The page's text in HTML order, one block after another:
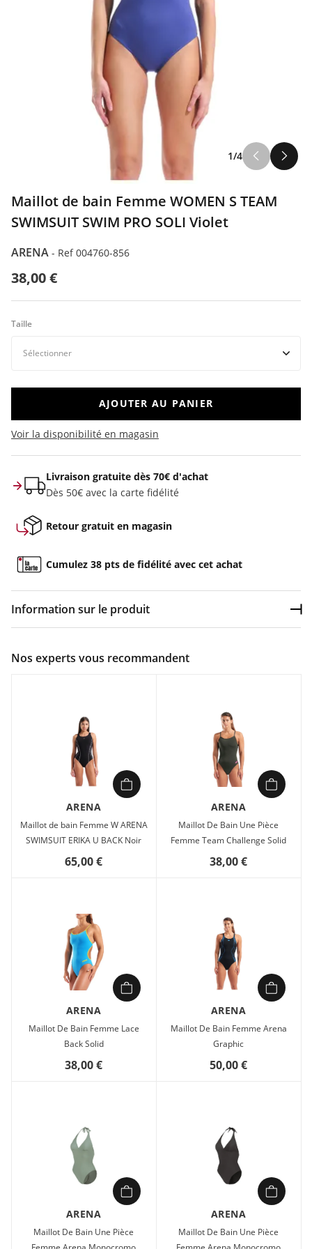
1/4
Maillot de bain Femme WOMEN S TEAM
SWIMSUIT SWIM PRO SOLI Violet
ARENA - Ref 004760-856
38,00 €
Taille
AJOUTER AU PANIER
Voir la disponibilité en magasin
Livraison gratuite dès 70€ d'achat
Dès 50€ avec la carte fidélité
Retour gratuit en magasin
Cumulez 38 pts de fidélité avec cet achat
Information sur le produit
SWIM PRO SOLI Violet en vente à prix attractif chez Sport
Nos experts vous recommandent
ARENA
Maillot de bain Femme W ARENA
SWIMSUIT ERIKA U BACK Noir
65,00 €
ARENA
Maillot De Bain Une Pièce
Femme Team Challenge Solid
38,00 €
ARENA
Maillot De Bain Femme Lace
Back Solid
38,00 €
ARENA
Maillot De Bain Femme Arena
Graphic
50,00 €
ARENA
Maillot De Bain Une Pièce
ARENA
Maillot De Bain Une Pièce